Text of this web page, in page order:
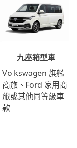
九座箱型車
Volkswagen 旗艦
商旅、Ford 家用商
旅或其他同等級車
款